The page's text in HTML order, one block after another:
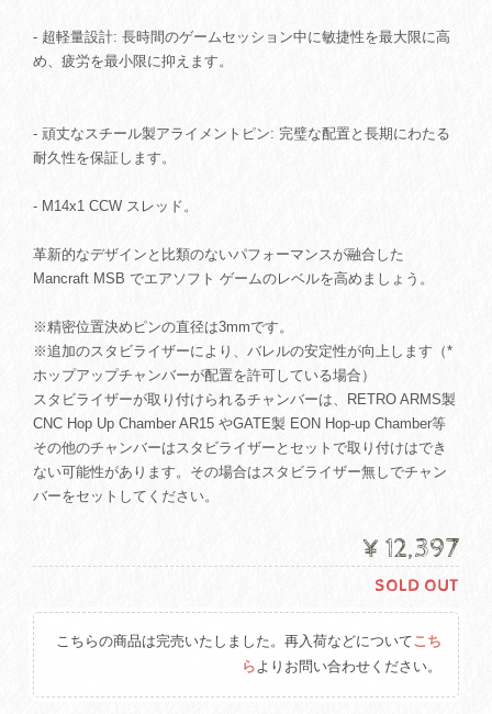
- 超軽量設計: 長時間のゲームセッション中に敏捷性を最大限に高
め、疲労を最小限に抑えます。
- 頑丈なスチール製アライメントピン: 完璧な配置と長期にわたる
耐久性を保証します。
- M14x1 CCW スレッド。
革新的なデザインと比類のないパフォーマンスが融合した
Mancraft MSB でエアソフト ゲームのレベルを高めましょう。
※精密位置決めピンの直径は3mmです。
※追加のスタビライザーにより、バレルの安定性が向上します（*
ホップアップチャンバーが配置を許可している場合）
スタビライザーが取り付けられるチャンバーは、RETRO ARMS製
CNC Hop Up Chamber AR15 やGATE製 EON Hop-up Chamber等
その他のチャンバーはスタビライザーとセットで取り付けはでき
ない可能性があります。その場合はスタビライザー無しでチャン
バーをセットしてください。
¥12,397
SOLD OUT
こちらの商品は完売いたしました。再入荷などについてこち
らよりお問い合わせください。